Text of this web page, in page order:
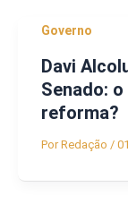
Governo
Davi
Senado:
reforma?
PorRedação /